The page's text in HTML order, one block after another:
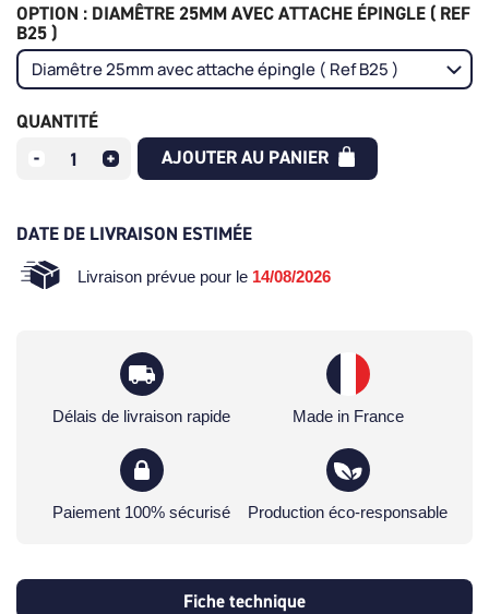
OPTION : DIAMÊTRE 25MM AVEC ATTACHE ÉPINGLE ( REF
B25 )
QUANTITÉ
AJOUTER AU PANIER
DATE DE LIVRAISON ESTIMÉE
Livraison prévue pour le 14/08/2026
Délais de livraison rapide Made in France
Paiement 100% sécurisé Production éco-responsable
Fiche technique